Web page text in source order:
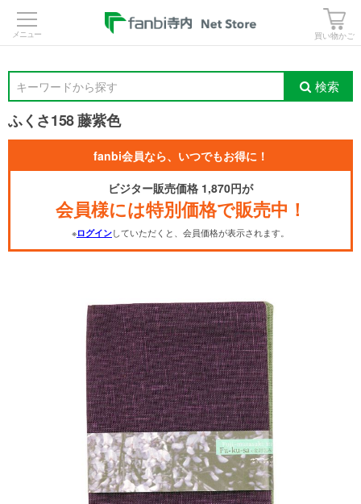
買い物かご
キーワードから探す 検索
ふくさ158 藤紫色
fanbi会員なら、いつでもお得に！
ビジター販売価格 1,870円が
会員様には特別価格で販売中！
※ログインしていただくと、会員価格が表示されます。